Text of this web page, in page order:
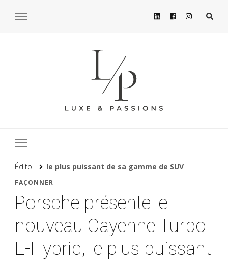
Édito le plus puissant de sa gamme de SUV
FAÇONNER
Porsche présente le
nouveau Cayenne Turbo
E-Hybrid, le plus puissant